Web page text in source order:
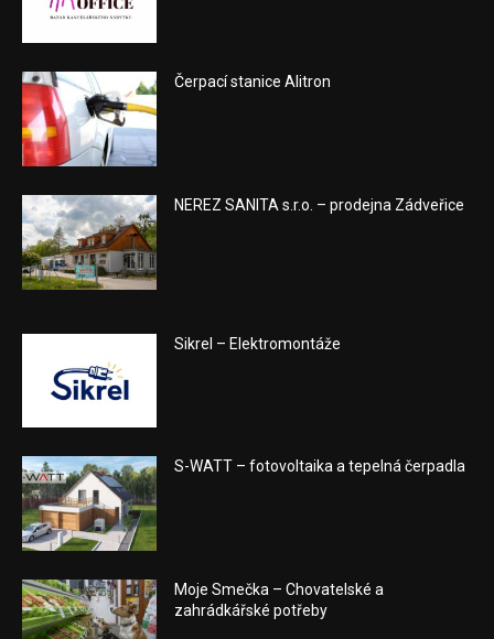
Čerpací stanice Alitron
NEREZ SANITA s.r.o. – prodejna Zádveřice
Sikrel – Elektromontáže
S-WATT – fotovoltaika a tepelná čerpadla
Moje Smečka – Chovatelské a
zahrádkářské potřeby